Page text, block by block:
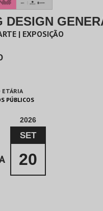
DESIGN
| EXPOSIÇÃO
ETÁRIA
PÚBLICOS
2026
SET
20